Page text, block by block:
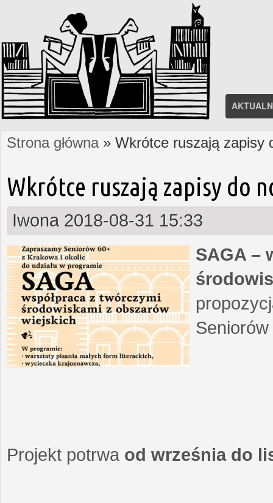
Jesteś tutaj
Strona główna» Wkrótce ruszają zapisy
Wkrótce ruszają zapisy do
Iwona 2018-08-31 15:33
SAGA –
Projekt potrwa od września do